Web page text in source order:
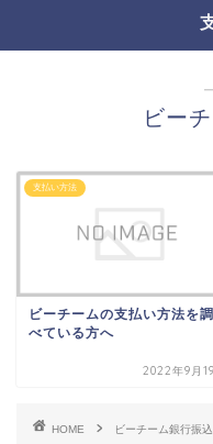
ビー
支払い方法
ビーチームの支払い方法を調
べている方へ
2022年9月
HOME ビーチーム銀行振込